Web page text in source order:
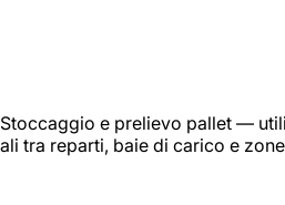
e prelievo pallet —
tra reparti, baie di carico e